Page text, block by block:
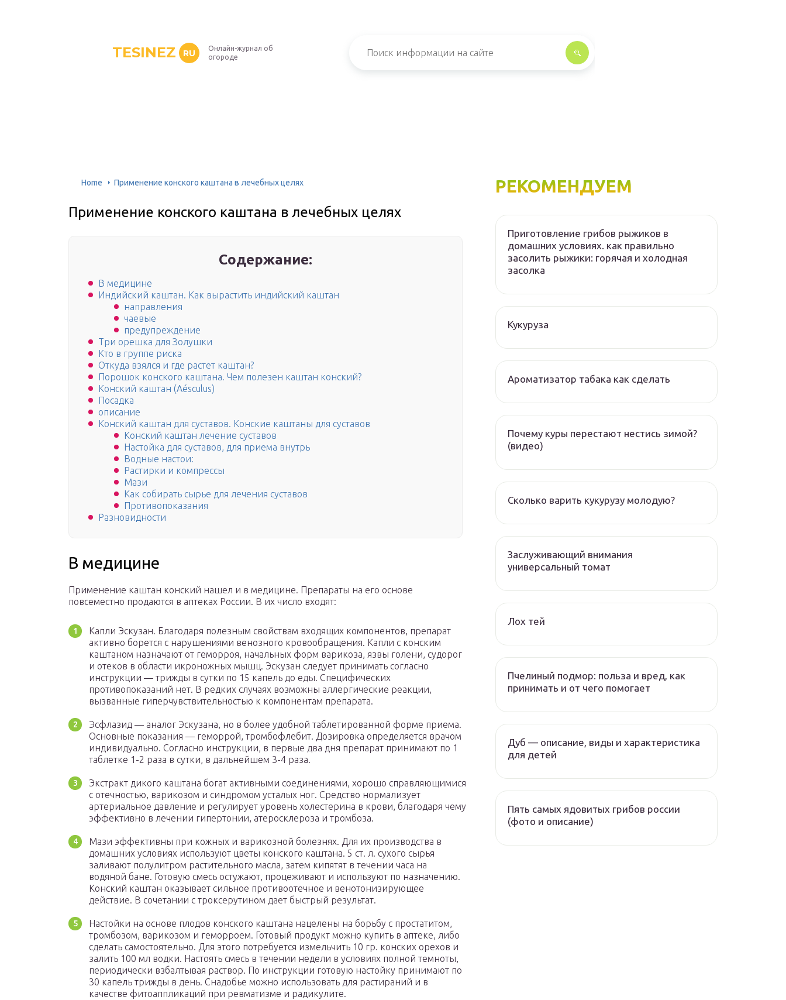
TESINEZ RU
Онлайн-журнал об
огороде
Home Применение конского каштана в лечебных целях
Применение конского каштана в лечебных целях
Содержание:
В медицине
Индийский каштан. Как вырастить индийский каштан
направления
чаевые
предупреждение
Три орешка для Золушки
Кто в группе риска
Откуда взялся и где растет каштан?
Порошок конского каштана. Чем полезен каштан конский?
Конский каштан (Aésculus)
Посадка
описание
Конский каштан для суставов. Конские каштаны для суставов
Конский каштан лечение суставов
Настойка для суставов, для приема внутрь
Водные настои:
Растирки и компрессы
Мази
Как собирать сырье для лечения суставов
Противопоказания
Разновидности
В медицине
Применение каштан конский нашел и в медицине. Препараты на его основе
повсеместно продаются в аптеках России. В их число входят:
Капли Эскузан. Благодаря полезным свойствам входящих компонентов, препарат
активно борется с нарушениями венозного кровообращения. Капли с конским
каштаном назначают от геморроя, начальных форм варикоза, язвы голени, судорог
и отеков в области икроножных мышц. Эскузан следует принимать согласно
инструкции — трижды в сутки по 15 капель до еды. Специфических
противопоказаний нет. В редких случаях возможны аллергические реакции,
вызванные гиперчувствительностью к компонентам препарата.
Эсфлазид — аналог Эскузана, но в более удобной таблетированной форме приема.
Основные показания — геморрой, тромбофлебит. Дозировка определяется врачом
индивидуально. Согласно инструкции, в первые два дня препарат принимают по 1
таблетке 1-2 раза в сутки, в дальнейшем 3-4 раза.
Экстракт дикого каштана богат активными соединениями, хорошо справляющимися
с отечностью, варикозом и синдромом усталых ног. Средство нормализует
артериальное давление и регулирует уровень холестерина в крови, благодаря чему
эффективно в лечении гипертонии, атеросклероза и тромбоза.
Мази эффективны при кожных и варикозной болезнях. Для их производства в
домашних условиях используют цветы конского каштана. 5 ст. л. сухого сырья
заливают полулитром растительного масла, затем кипятят в течении часа на
водяной бане. Готовую смесь остужают, процеживают и используют по назначению.
Конский каштан оказывает сильное противоотечное и венотонизирующее
действие. В сочетании с троксерутином дает быстрый результат.
Настойки на основе плодов конского каштана нацелены на борьбу с простатитом,
тромбозом, варикозом и геморроем. Готовый продукт можно купить в аптеке, либо
сделать самостоятельно. Для этого потребуется измельчить 10 гр. конских орехов и
залить 100 мл водки. Настоять смесь в течении недели в условиях полной темноты,
периодически взбалтывая раствор. По инструкции готовую настойку принимают по
30 капель трижды в день. Снадобье можно использовать для растираний и в
качестве фитоаппликаций при ревматизме и радикулите.
РЕКОМЕНДУЕМ
Приготовление грибов рыжиков в
домашних условиях. как правильно
засолить рыжики: горячая и холодная
засолка
Кукуруза
Ароматизатор табака как сделать
Почему куры перестают нестись зимой?
(видео)
Сколько варить кукурузу молодую?
Заслуживающий внимания
универсальный томат
Лох тей
Пчелиный подмор: польза и вред, как
принимать и от чего помогает
Дуб — описание, виды и характеристика
для детей
Пять самых ядовитых грибов россии
(фото и описание)